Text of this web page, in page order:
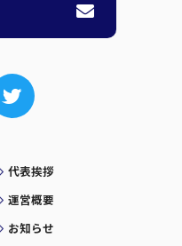
代表挨拶
運営概要
お知らせ